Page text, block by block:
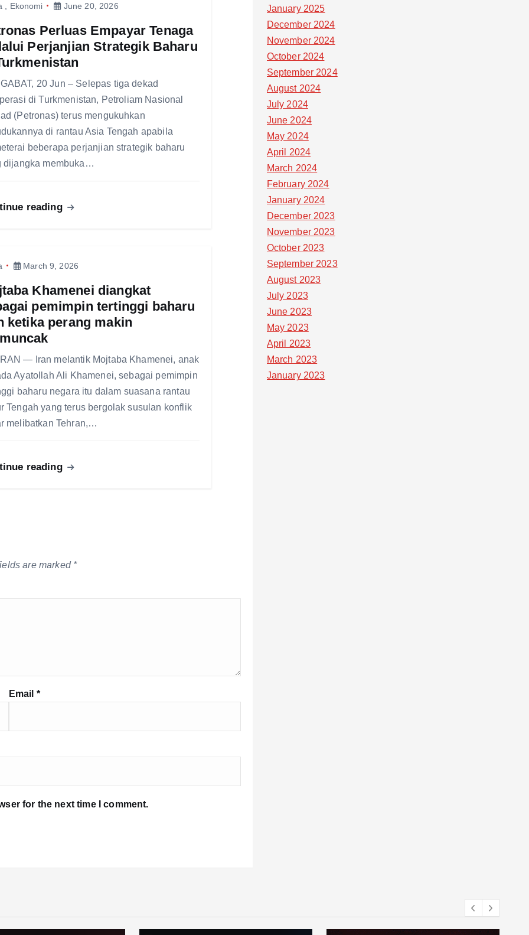
Ekonomi June 20, 2026
Perluas Empayar Tenaga
Perjanjian Strategik Baharu
20 Jun – Selepas tiga dekad
di Turkmenistan, Petroliam Nasional
(Petronas) terus mengukuhkan
di rantau Asia Tengah apabila
beberapa perjanjian strategik baharu
dijangka membuka…
reading
March 9, 2026
Khamenei diangkat
pemimpin tertinggi baharu
ketika perang makin
— Iran melantik Mojtaba Khamenei, anak
Ayatollah Ali Khamenei, sebagai pemimpin
baharu negara itu dalam suasana rantau
Tengah yang terus bergolak susulan konflik
melibatkan Tehran,…
reading
are marked *
Email *
for the next time I comment.
January 2025
December 2024
November 2024
October 2024
September 2024
August 2024
July 2024
June 2024
May 2024
April 2024
March 2024
February 2024
January 2024
December 2023
November 2023
October 2023
September 2023
August 2023
July 2023
June 2023
May 2023
April 2023
March 2023
January 2023